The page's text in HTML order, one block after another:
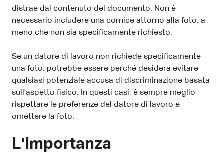
distrae dal contenuto del documento. Non è
necessario includere una cornice attorno alla foto, a
meno che non sia specificamente richiesto.
Se un datore di lavoro non richiede specificamente
una foto, potrebbe essere perché desidera evitare
qualsiasi potenziale accusa di discriminazione basata
sull'aspetto fisico. In questi casi, è sempre meglio
rispettare le preferenze del datore di lavoro e
omettere la foto.
L'Importanza